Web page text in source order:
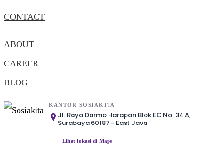
CONTACT
ABOUT
CAREER
BLOG
KANTOR SOSIAKITA
Jl. Raya Darmo Harapan Blok EC No. 34 A,
Surabaya 60187 - East Java
Lihat lokasi di Maps